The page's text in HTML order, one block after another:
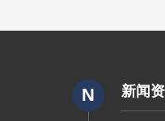
N 新闻